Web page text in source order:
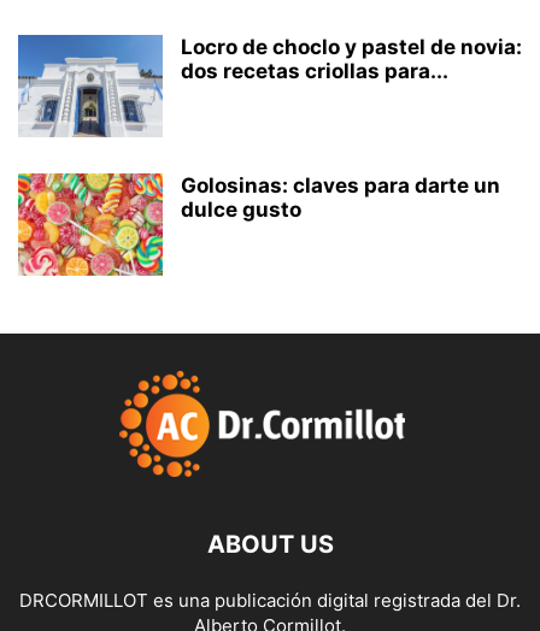
Locro de choclo y pastel de novia:
dos recetas criollas para...
Golosinas: claves para darte un
dulce gusto
ABOUT US
DRCORMILLOT es una publicación digital registrada del Dr.
Alberto Cormillot.